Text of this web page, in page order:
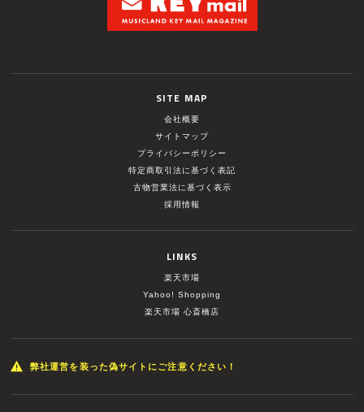
SITE MAP
会社概要
サイトマップ
プライバシーポリシー
特定商取引法に基づく表記
古物営業法に基づく表示
採用情報
LINKS
楽天市場
Yahoo! Shopping
楽天市場 心斎橋店
弊社運営を装った偽サイトにご注意ください！